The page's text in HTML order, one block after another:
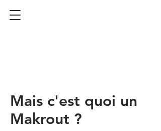
Mais c'est quoi un
Makrout ?